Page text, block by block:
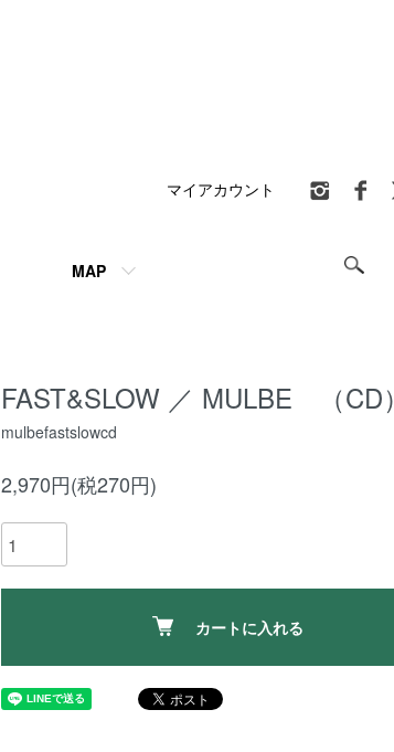
MAP
マイアカウント
FAST&SLOW ／ MULBE （CD）
mulbefastslowcd
2,970円(税270円)
カートに入れる